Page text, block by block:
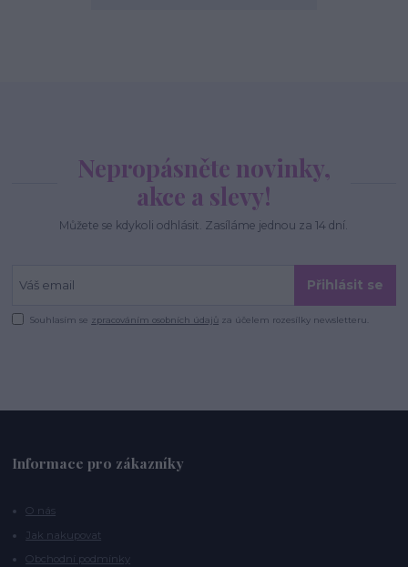
Nepropásněte novinky,
akce a slevy!
Můžete se kdykoli odhlásit. Zasíláme jednou za 14 dní.
Přihlásit se
Souhlasím se zpracováním osobních údajů za účelem rozesílky newsletteru.
Informace pro zákazníky
O nás
Jak nakupovat
Obchodní podmínky